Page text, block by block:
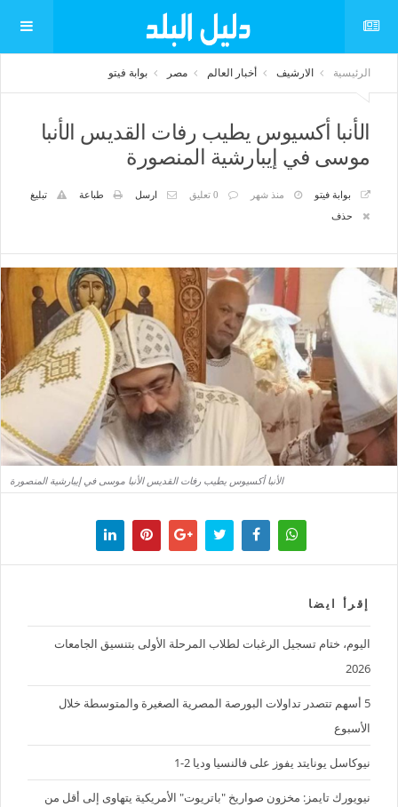
الرئيسية الارشيف أخبار العالم مصر بوابة فيتو
الأنبا أكسيوس يطيب رفات القديس الأنبا
موسى في إيبارشية المنصورة
بوابة فيتو منذ شهر 0 تعليق ارسل طباعة
تبليغ
حذف
الأنبا أكسيوس يطيب رفات القديس الأنبا موسى في إيبارشية المنصورة
إقرأ ايضا
اليوم، ختام تسجيل الرغبات لطلاب المرحلة الأولى بتنسيق الجامعات
2026
5 أسهم تتصدر تداولات البورصة المصرية الصغيرة والمتوسطة خلال
الأسبوع
نيوكاسل يونايتد يفوز على فالنسيا وديا 2-1
نيويورك تايمز: مخزون صواريخ "باتريوت" الأمريكية يتهاوى إلى أقل من